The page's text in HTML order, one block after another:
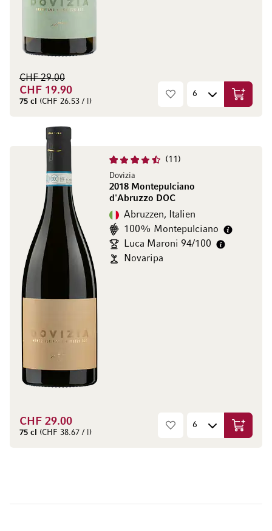
CHF 19.90
CHF 29.00
75 cl (CHF 26.53 / l) In den
11
Dovizia
2018 Montepulciano
d'Abruzzo DOC
Abruzzen, Italien
100% Montepulciano
Luca Maroni 94/100
Novaripa
CHF 29.00
75 cl (CHF 38.67 / l) In den